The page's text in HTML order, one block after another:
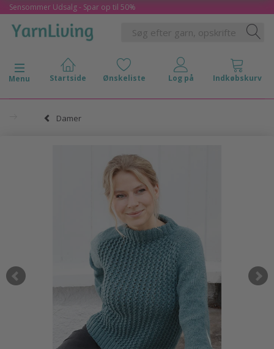
Sensommer Udsalg - Spar op til 50%
Skifte navigation
Menu
Damer